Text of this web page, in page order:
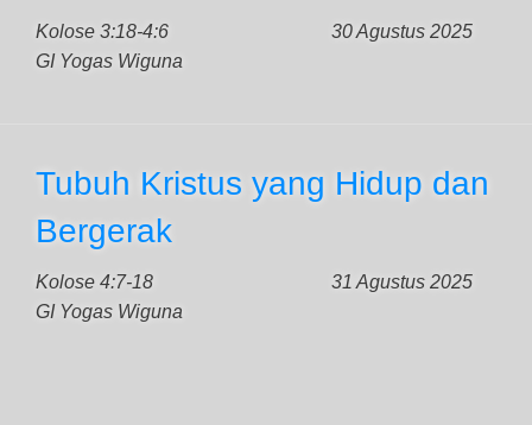
Kolose 3:18-4:6
30 Agustus 2025
GI Yogas Wiguna
Tubuh Kristus yang Hidup dan
Bergerak
Kolose 4:7-18
31 Agustus 2025
GI Yogas Wiguna